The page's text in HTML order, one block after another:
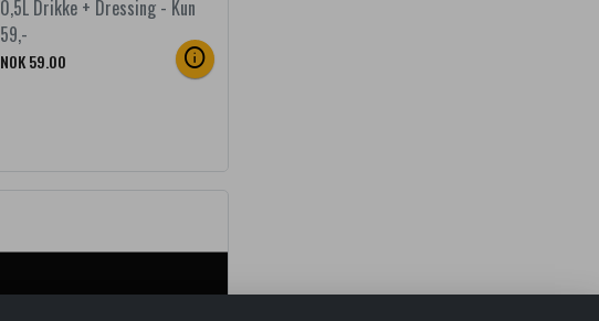
0,5L Drikke + Dressing - Kun
59,-
NOK 59.00 info